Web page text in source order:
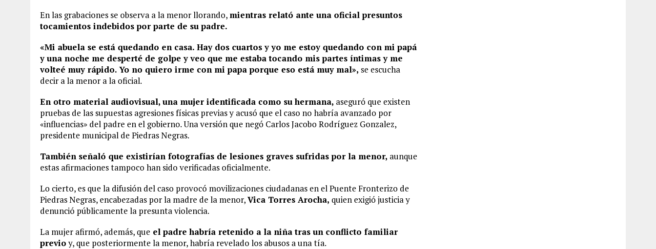
En las grabaciones se observa a la menor llorando, mientras relató ante una oficial presuntos
tocamientos indebidos por parte de su padre.
«Mi abuela se está quedando en casa. Hay dos cuartos y yo me estoy quedando con mi papá
y una noche me desperté de golpe y veo que me estaba tocando mis partes íntimas y me
volteé muy rápido. Yo no quiero irme con mi papa porque eso está muy mal», se escucha
decir a la menor a la oficial.
En otro material audiovisual, una mujer identificada como su hermana, aseguró que existen
pruebas de las supuestas agresiones físicas previas y acusó que el caso no habría avanzado por
«influencias» del padre en el gobierno. Una versión que negó Carlos Jacobo Rodríguez Gonzalez,
presidente municipal de Piedras Negras.
También señaló que existirían fotografías de lesiones graves sufridas por la menor, aunque
estas afirmaciones tampoco han sido verificadas oficialmente.
Lo cierto, es que la difusión del caso provocó movilizaciones ciudadanas en el Puente Fronterizo de
Piedras Negras, encabezadas por la madre de la menor,Vica Torres Arocha, quien exigió justicia y
denunció públicamente la presunta violencia.
La mujer afirmó, además, que el padre habría retenido a la niña tras un conflicto familiar
previoy, que posteriormente la menor, habría revelado los abusos a una tía.